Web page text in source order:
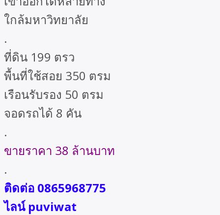
ใกล้มหาวิทยาลัย
.
ที่ดิน 199 ตรว
พื้นที่ใช้สอย 350 ตรม
เรือนรับรอง 50 ตรม
จอดรถได้ 8 คัน
.
ขายราคา 38 ล้านบาท
.
ติดต่อ 0865968775
ไลน์ puviwat